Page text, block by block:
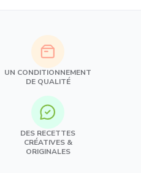
UN CONDITIONNEMENT
DE QUALITÉ
DES RECETTES
CRÉATIVES &
ORIGINALES